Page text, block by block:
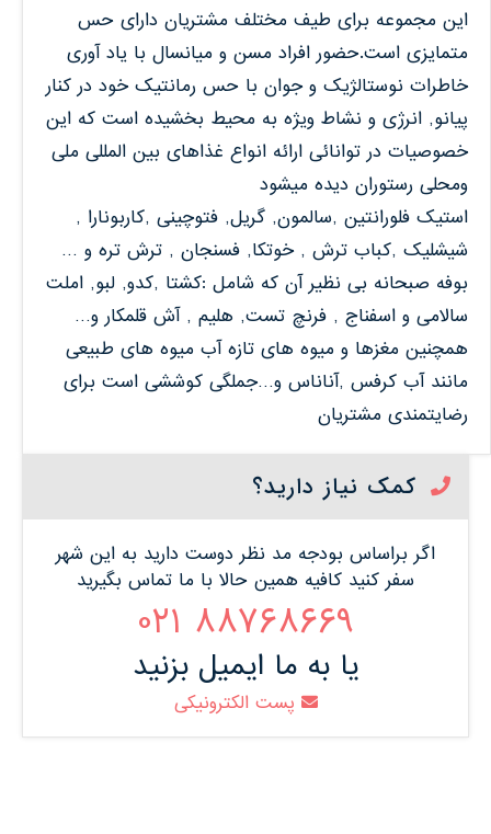
این مجموعه برای طیف مختلف مشتریان دارای حس
متمایزی است.حضور افراد مسن و میانسال با یاد آوری
خاطرات نوستالژیک و جوان با حس رمانتیک خود در کنار
پیانو, انرژی و نشاط ویژه به محیط بخشیده است که این
خصوصیات در توانائی ارائه انواع غذاهای بین المللی ملی
ومحلی رستوران دیده میشود
استیک فلورانتین ,سالمون, گریل, فتوچینی ,کاربونارا ,
شیشلیک ,کباب ترش , خوتکا, فسنجان , ترش تره و …
بوفه صبحانه بی نظیر آن که شامل :کشتا ,کدو, لبو, املت
سالامی و اسفناج , فرنچ تست, هلیم , آش قلمکار و…
همچنین مغزها و میوه های تازه آب میوه های طبیعی
مانند آب کرفس ,آناناس و…جملگی کوششی است برای
رضایتمندی مشتریان
کمک نیاز دارید؟
اگر براساس بودجه مد نظر دوست دارید به این شهر
سفر کنید کافیه همین حالا با ما تماس بگیرید
88768669 021
یا به ما ایمیل بزنید
پست الکترونیکی